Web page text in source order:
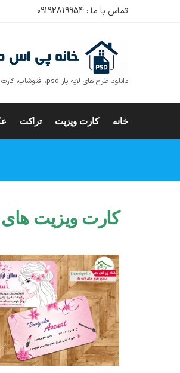
تماس با ما : 09192819954
دانلود طرح های لایه باز psd، فتوشاپ، کارت ویزیت، تراکت، بنر
خانه کارت ویزیت تراکت
کارت ویزیت های